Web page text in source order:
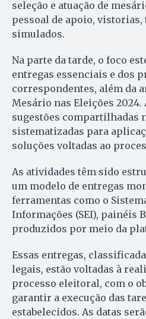
seleção e atuação de
pessoal de apoio,
simulados.
Na parte da tarde, o foco
entregas essenciais e dos
correspondentes, além da
Mesário nas Eleições
sugestões compartilhadas
sistematizadas para
soluções voltadas ao
As atividades têm sido
um modelo de entregas
ferramentas como o
Informações (SEI), painéis
produzidos por meio da
Essas entregas,
legais, estão voltadas à
processo eleitoral, com o
garantir a execução das
estabelecidos. As datas